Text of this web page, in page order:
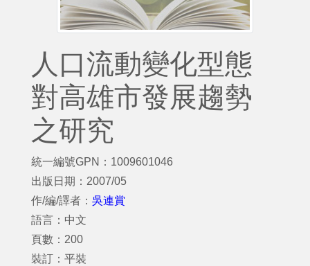
人口流動變化型態
對高雄市發展趨勢
之研究
統一編號GPN：1009601046
出版日期：2007/05
作/編/譯者： 吳連賞
語言：中文
頁數：200
裝訂：平裝